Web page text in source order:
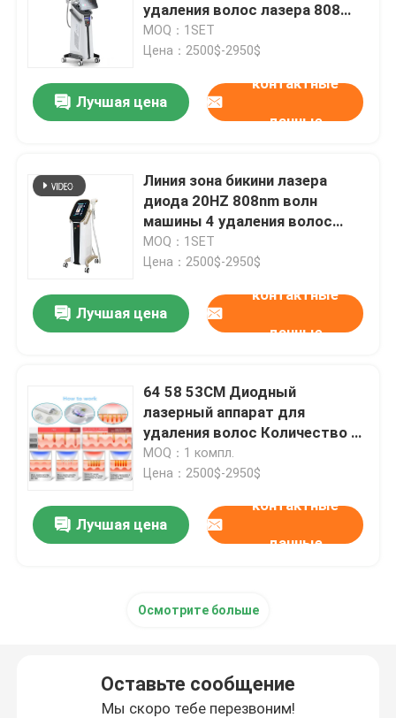
удаления волос лазера 808
диодов постоянный
MOQ：1SET
Цена：2500$-2950$
Лучшая цена
контактные
данные
Линия зона бикини лазера
диода 20HZ 808nm волн
машины 4 удаления волос
интимная
MOQ：1SET
Цена：2500$-2950$
Лучшая цена
контактные
данные
64 58 53CM Диодный
лазерный аппарат для
удаления волос Количество 1
Быстрая функция удаления
волос Профессиональное
MOQ：1 компл.
Цена：2500$-2950$
Лучшая цена
контактные
данные
Осмотрите больше
Оставьте сообщение
Мы скоро тебе перезвоним!